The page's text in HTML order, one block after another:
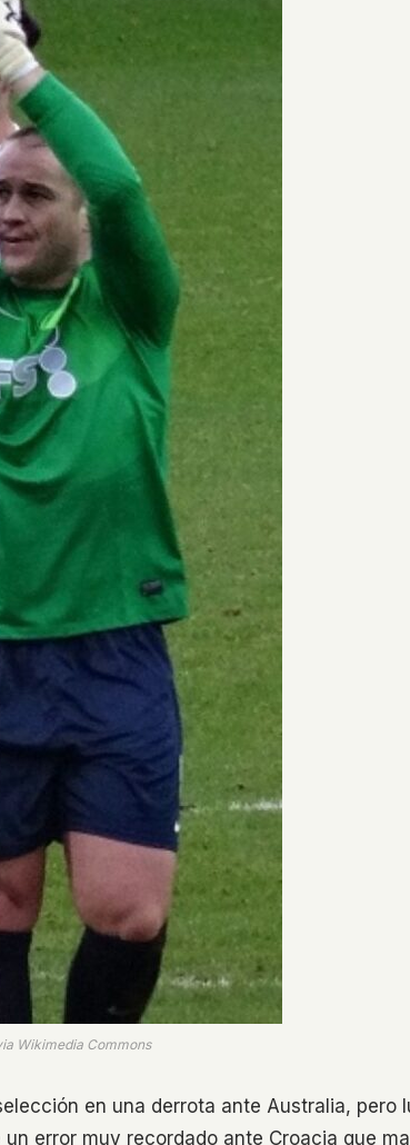
Wikimedia Commons
en una derrota ante Australia,
error muy recordado ante Croacia que